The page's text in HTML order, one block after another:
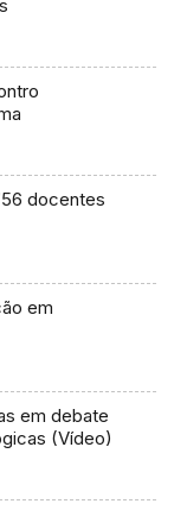
docentes
em
em debate
(Vídeo)